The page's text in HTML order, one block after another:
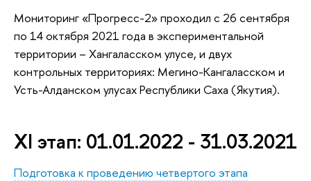
Мониторинг «Прогресс-2» проходил с 26 сентября
по 14 октября 2021 года в экспериментальной
территории – Хангаласском улусе, и двух
контрольных территориях: Мегино-Кангаласском и
Усть-Алданском улусах Республики Саха (Якутия).
XI этап: 01.01.2022 - 31.03.2021
Подготовка к проведению четвертого этапа